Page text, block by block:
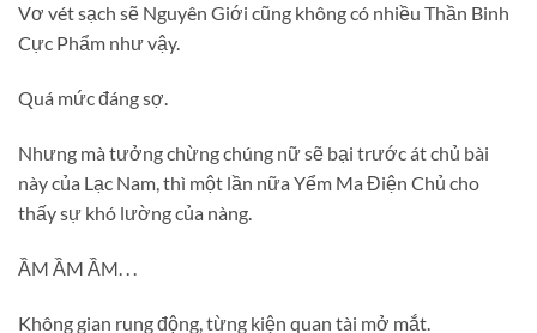
Vơ vét sạch sẽ Nguyên Giới cũng không có nhiều Thần Binh
Cực Phẩm như vậy.
Quá mức đáng sợ.
Nhưng mà tưởng chừng chúng nữ sẽ bại trước át chủ bài
này của Lạc Nam, thì một lần nữa Yểm Ma Điện Chủ cho
thấy sự khó lường của nàng.
ẦM ẦM ẦM. . .
Không gian rung động, từng kiện quan tài mở mắt.